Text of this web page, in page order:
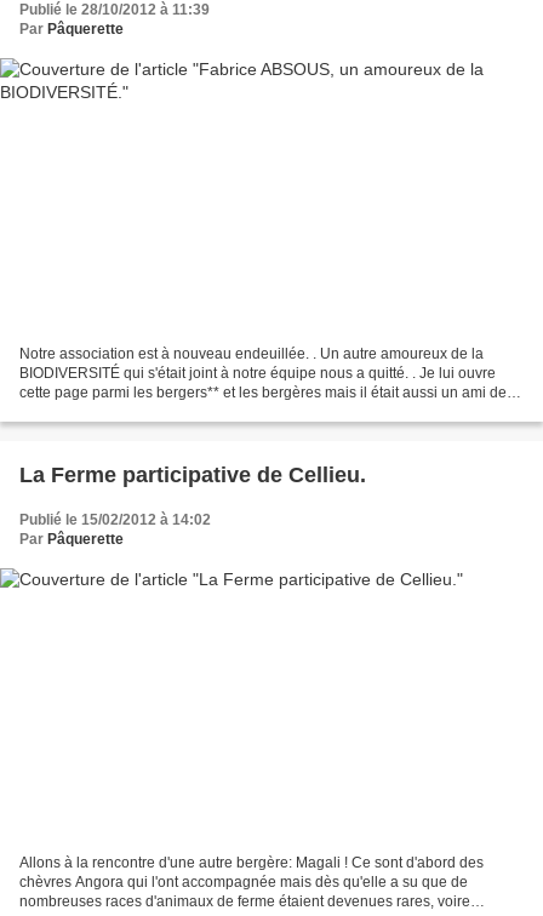
Publié le 28/10/2012 à 11:39
Par Pâquerette
Notre association est à nouveau endeuillée. . Un autre amoureux de la
BIODIVERSITÉ qui s'était joint à notre équipe nous a quitté. . Je lui ouvre
cette page parmi les bergers** et les bergères mais il était aussi un ami de
La Ferme participative de Cellieu.
Publié le 15/02/2012 à 14:02
Par Pâquerette
Allons à la rencontre d'une autre bergère: Magali ! Ce sont d'abord des
chèvres Angora qui l'ont accompagnée mais dès qu'elle a su que de
nombreuses races d'animaux de ferme étaient devenues rares, voire